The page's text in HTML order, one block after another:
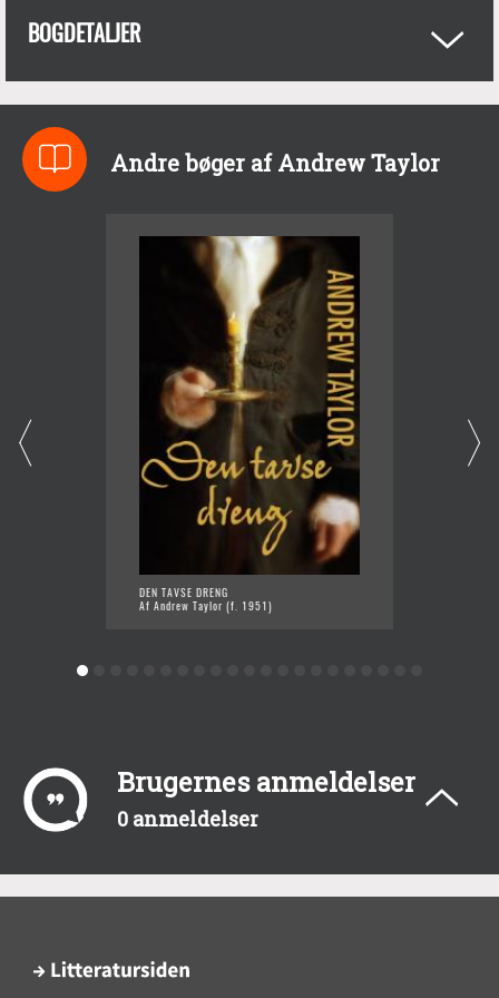
BOGDETALJER
Andre bøger af Andrew Taylor
DEN TAVSE DRENG
Af Andrew Taylor (f. 1951)
Brugernes anmeldelser
0 anmeldelser